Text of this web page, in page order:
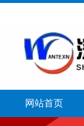
网站首页